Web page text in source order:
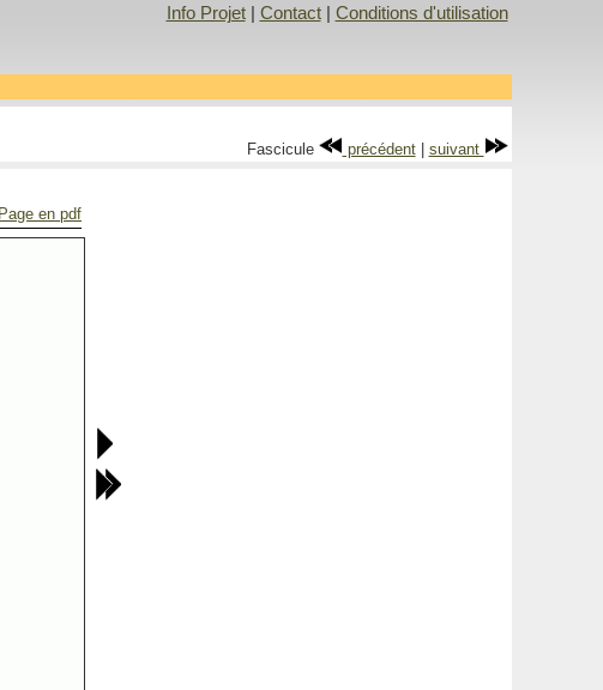
Info Projet| Contact| Conditions d'utilisation
Fascicule précédent| suivant
Page en pdf